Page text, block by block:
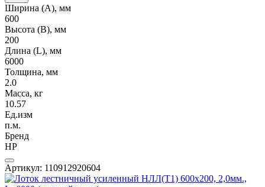
Ширина (А), мм
600
Высота (В), мм
200
Длина (L), мм
6000
Толщина, мм
2.0
Масса, кг
10.57
Ед.изм
п.м.
Бренд
НР
Артикул: 110912920604